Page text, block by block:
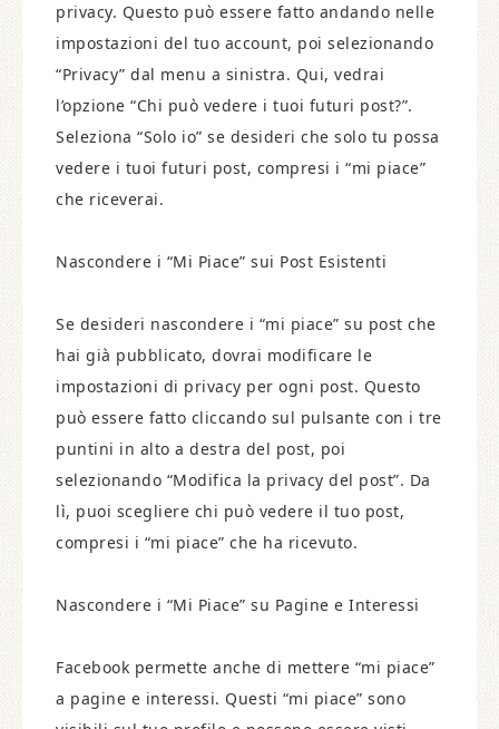
privacy. Questo può essere fatto andando nelle
impostazioni del tuo account, poi selezionando
“Privacy” dal menu a sinistra. Qui, vedrai
l’opzione “Chi può vedere i tuoi futuri post?”.
Seleziona “Solo io” se desideri che solo tu possa
vedere i tuoi futuri post, compresi i “mi piace”
che riceverai.
Nascondere i “Mi Piace” sui Post Esistenti
Se desideri nascondere i “mi piace” su post che
hai già pubblicato, dovrai modificare le
impostazioni di privacy per ogni post. Questo
può essere fatto cliccando sul pulsante con i tre
puntini in alto a destra del post, poi
selezionando “Modifica la privacy del post”. Da
lì, puoi scegliere chi può vedere il tuo post,
compresi i “mi piace” che ha ricevuto.
Nascondere i “Mi Piace” su Pagine e Interessi
Facebook permette anche di mettere “mi piace”
a pagine e interessi. Questi “mi piace” sono